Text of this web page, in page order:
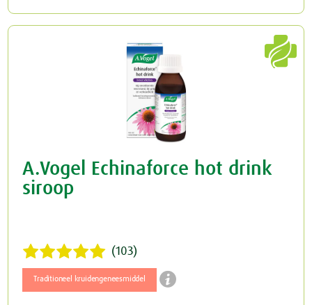

A.Vogel Echinaforce hot drink
siroop
(103)
Traditioneel kruidengeneesmiddel 